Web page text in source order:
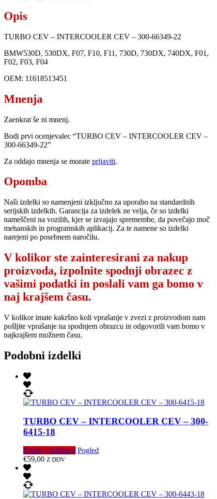
Opis
TURBO CEV – INTERCOOLER CEV – 300-66349-22
BMW530D, 530DX, F07, F10, F11, 730D, 730DX, 740DX, F01,
F02, F03, F04
OEM: 11618513451
Mnenja
Zaenkrat še ni mnenj.
Bodi prvi ocenjevalec “TURBO CEV – INTERCOOLER CEV –
300-66349-22”
Za oddajo mnenja se morate prijaviti.
Opomba
Naši izdelki so namenjeni izključno za uporabo na standardnih
serijskih izdelkih. Garancija za izdelek ne velja, če so izdelki
nameščeni na vozilih, kjer se izvajajo spremembe, da povečajo moč
mehanskih in programskih aplikacij. Za te namene so izdelki
narejeni po posebnem naročilu.
V kolikor ste zainteresirani za nakup
proizvoda, izpolnite spodnji obrazec z
vašimi podatki in poslali vam ga bomo v
naj krajšem času.
V kolikor imate kakršno koli vprašanje v zvezi z proizvodom nam
pošljite vprašanje na spodnjem obrazcu in odgovorili vam bomo v
najkrajšem možnem času.
Podobni izdelki
TURBO CEV – INTERCOOLER CEV – 300-
6415-18
Dodaj v košarico Pogled
€59,00 Z DDV